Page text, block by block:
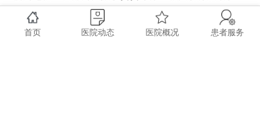
第二十九条 违反本办法第十条、第十一条、第十
四条、第十五条、第十六条、第十七条、第十八条、第
首页 医院动态 医院概况 患者服务